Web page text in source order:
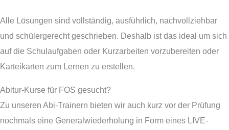
Alle Lösungen sind vollständig, ausführlich, nachvollziehbar
und schülergerecht geschrieben. Deshalb ist das ideal um sich
auf die Schulaufgaben oder Kurzarbeiten vorzubereiten oder
Karteikarten zum Lernen zu erstellen.
Abitur-Kurse für FOS gesucht?
Zu unseren Abi-Trainern bieten wir auch kurz vor der Prüfung
nochmals eine Generalwiederholung in Form eines LIVE-